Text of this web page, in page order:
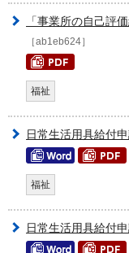
「事業所の自己評
［ab1eb624］
福祉
日常生活用具給付
福祉
日常生活用具給付